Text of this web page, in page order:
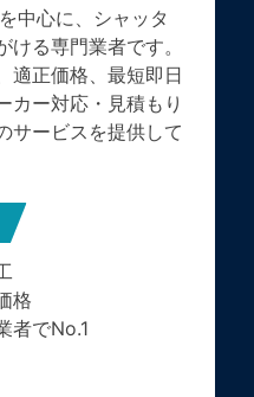
中心に、シャッタ
る専門業者です。
適正価格、最短即日
カー対応・見積もり
サービスを提供して
格
者でNo.1